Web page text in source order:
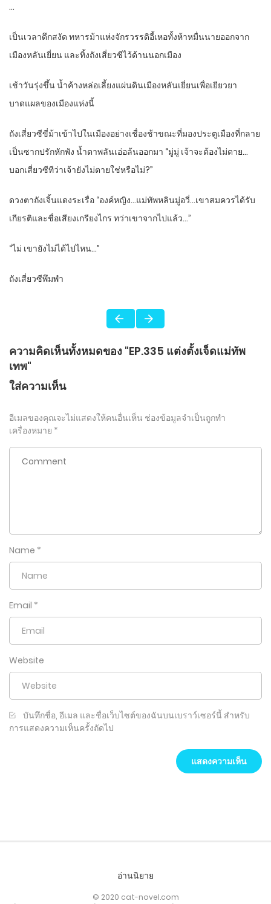
…
เป็นเวลาดึกสงัด ทหารม้าแห่งจักรวรรดิอี้เหอทั้งห้าหมื่นนายออกจาก
เมืองหลันเยี่ยน และทิ้งถังเสี่ยวซีไว้ด้านนอกเมือง
เช้าวันรุ่งขึ้น น้ำค้างหล่อเลี้ยงแผ่นดินเมืองหลันเยี่ยนเพื่อเยียวยา
บาดแผลของเมืองแห่งนี้
ถังเสี่ยวซีขี่ม้าเข้าไปในเมืองอย่างเชื่องช้าขณะที่มองประตูเมืองที่กลาย
เป็นซากปรักหักพัง น้ำตาพลันเอ่อล้นออกมา “มู่มู่ เจ้าจะต้องไม่ตาย…
บอกเสี่ยวซีทีว่าเจ้ายังไม่ตายใช่หรือไม่?”
ดวงตาถังเจิ้นแดงระเรื่อ “องค์หญิง…แม่ทัพหลินมู่อวี่…เขาสมควรได้รับ
เกียรติและชื่อเสียงเกรียงไกร ทว่าเขาจากไปแล้ว…”
“ไม่ เขายังไม่ได้ไปไหน…”
ถังเสี่ยวซีพึมพำ
ความคิดเห็นทั้งหมดของ "EP.335 แต่งตั้งเจ็ดแม่ทัพ
เทพ"
ใส่ความเห็น
อีเมลของคุณจะไม่แสดงให้คนอื่นเห็น ช่องข้อมูลจำเป็นถูกทำ
เครื่องหมาย *
Name *
Email *
Website
บันทึกชื่อ, อีเมล และชื่อเว็บไซต์ของฉันบนเบราว์เซอร์นี้ สำหรับ
การแสดงความเห็นครั้งถัดไป
อ่านนิยาย
© 2020 cat-novel.com